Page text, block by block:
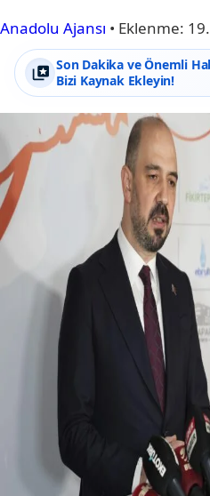
Anadolu Ajansı • Eklenme:
Son Dakika ve Önemli
Bizi Kaynak Ekleyin!